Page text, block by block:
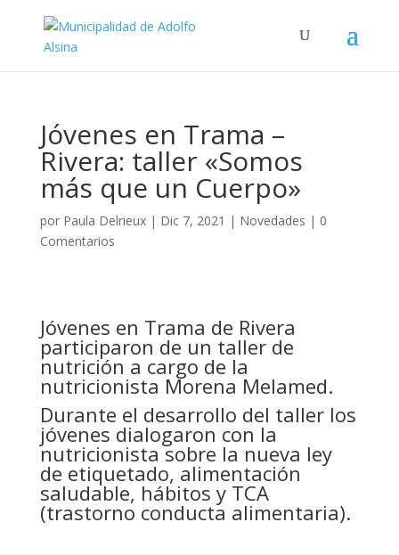
Jóvenes en Trama –
Rivera: taller «Somos
más que un Cuerpo»
por Paula Delrieux| Dic 7, 2021 | Novedades | 0
Comentarios
Jóvenes en Trama de Rivera
participaron de un taller de
nutrición a cargo de la
nutricionista Morena Melamed.
Durante el desarrollo del taller los
jóvenes dialogaron con la
nutricionista sobre la nueva ley
de etiquetado, alimentación
saludable, hábitos y TCA
(trastorno conducta alimentaria).